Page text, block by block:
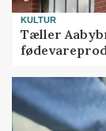
KULTUR
Tæller